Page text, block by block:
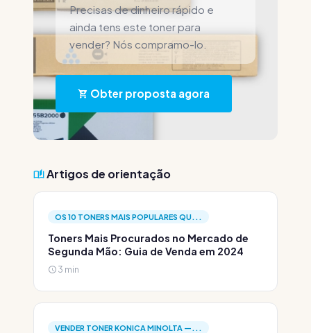
Precisas de dinheiro rápido e
ainda tens este toner para
vender? Nós compramo-lo.
Obter proposta agora
Artigos de orientação
OS 10 TONERS MAIS POPULARES QU...
Toners Mais Procurados no Mercado de
Segunda Mão: Guia de Venda em 2024
3 min
VENDER TONER KONICA MINOLTA —...